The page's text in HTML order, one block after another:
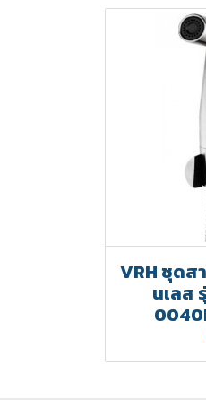
VRH ชุดส
นเลส